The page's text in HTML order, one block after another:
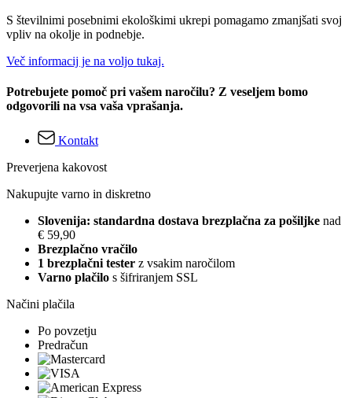
S številnimi posebnimi ekološkimi ukrepi pomagamo zmanjšati svoj
vpliv na okolje in podnebje.
Več informacij je na voljo tukaj.
Potrebujete pomoč pri vašem naročilu? Z veseljem bomo
odgovorili na vsa vaša vprašanja.
Kontakt
Preverjena kakovost
Nakupujte varno in diskretno
Slovenija: standardna dostava brezplačna za pošiljke nad
€ 59,90
Brezplačno vračilo
1 brezplačni tester z vsakim naročilom
Varno plačilo s šifriranjem SSL
Načini plačila
Po povzetju
Predračun